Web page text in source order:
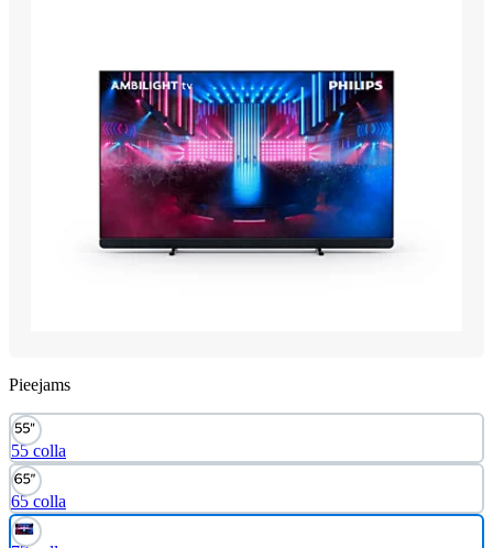
Pieejams
55 colla
65 colla